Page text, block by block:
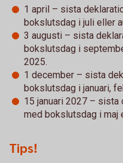
1 april – sista
bokslutsdag i juli eller
3 augusti – sista
bokslutsdag i
2025.
1 december – sista
bokslutsdag i januari,
15 januari 2027 –
med bokslutsdag i maj
Tips!